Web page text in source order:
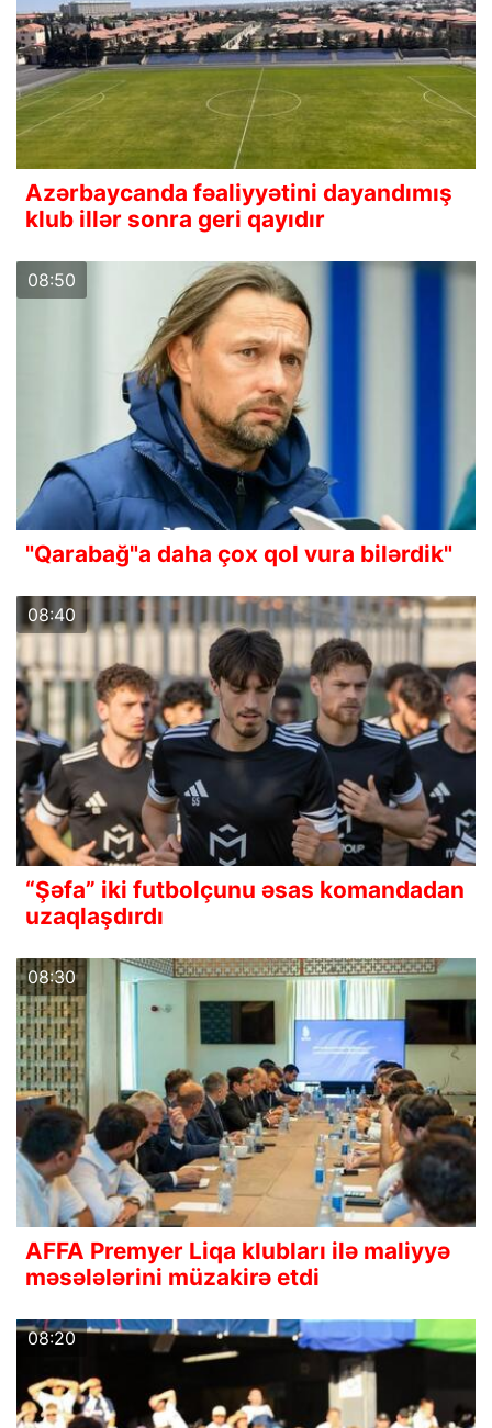
Azərbaycanda fəaliyyətini dayandımış
klub illər sonra geri qayıdır
08:50
"Qarabağ"a daha çox qol vura bilərdik"
08:40
“Şəfa” iki futbolçunu əsas komandadan
uzaqlaşdırdı
08:30
AFFA Premyer Liqa klubları ilə maliyyə
məsələlərini müzakirə etdi
08:20